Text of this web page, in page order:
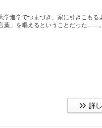
進学でつまづき、家に引きこもる
葉」を唱えるということだった……。